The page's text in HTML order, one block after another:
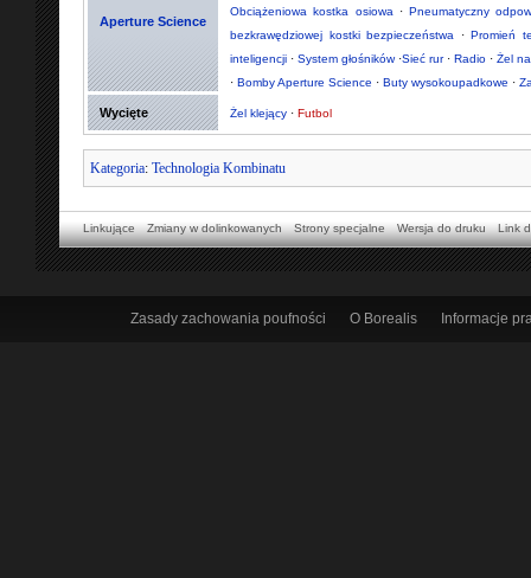
Aperture Science
Obciążeniowa kostka osiowa · Pneumatyczny
bezkrawędziowej kostki bezpieczeństwa
·Promień
inteligencji · System głośników·Sieć rur· Radio · Żel
· Bomby Aperture Science · Buty wysokoupadkowe ·
Wycięte Żel klejący · Futbol
Kategoria: Technologia Kombinatu
Linkujące Zmiany w dolinkowanych Strony specjalne Wersja do druku Link
Zasady zachowania poufności O Borealis Informacje